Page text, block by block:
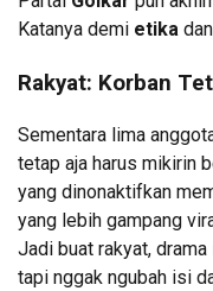
Katanya demi etika
Rakyat: Korban
Sementara lima
tetap aja harus mikirin
yang dinonaktifkan
yang lebih gampang
Jadi buat rakyat, drama
tapi nggak ngubah isi